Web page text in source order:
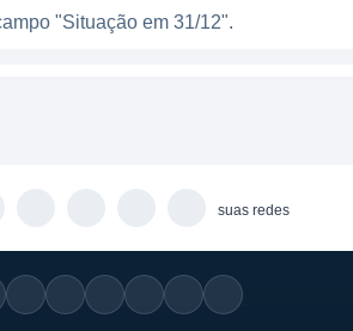
composta principalmente por
o que significa que suas
variar, não há indicações
"Situação em 31/12".
suas redes